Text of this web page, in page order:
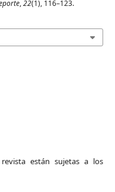
,22(1), 116–123.
están sujetas a los